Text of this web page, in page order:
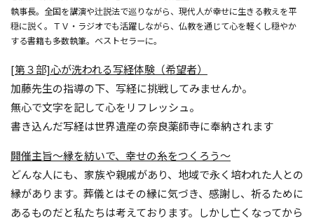
執事長。全国を講演や辻説法で巡りながら、現代人が幸せに生きる教えを平
穏に説く。ＴＶ・ラジオでも活躍しながら、仏教を通じて心を軽くし穏やか
する書籍も多数執筆。ベストセラーに。
[第３部]心が洗われる写経体験（希望者）
加藤先生の指導の下、写経に挑戦してみませんか。
無心で文字を記して心をリフレッシュ。
書き込んだ写経は世界遺産の奈良薬師寺に奉納されます
開催主旨～縁を紡いで、幸せの糸をつくろう～
どんな人にも、家族や親戚があり、地域で永く培われた人との
縁があります。葬儀とはその縁に気づき、感謝し、祈るために
あるものだと私たちは考えております。しかし亡くなってから